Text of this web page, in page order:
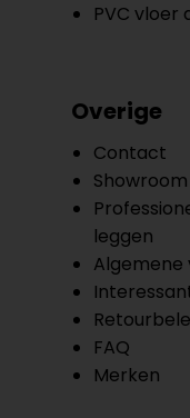
PVC vloer
Overige
Contact
Showroom
leggen
FAQ
Merken